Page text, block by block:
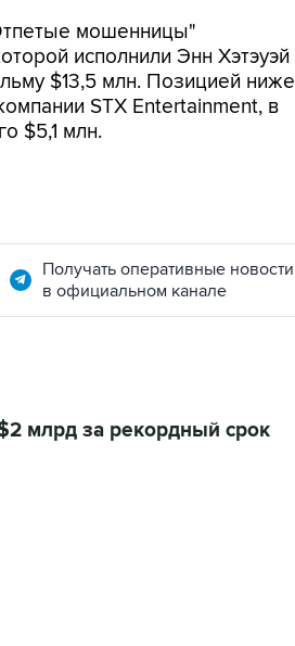
мошенницы"
исполнили Энн Хэтэуэй
$13,5 млн. Позицией ниже
STX Entertainment, в
$5,1 млн.
Получать оперативные новости
в официальном канале
млрд за рекордный срок